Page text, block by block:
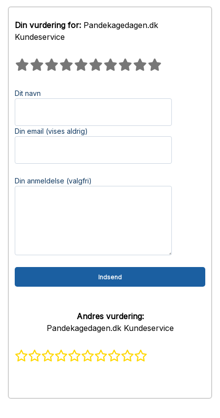
Din vurdering for: Pandekagedagen.dk
Kundeservice
Dit navn
Din email (vises aldrig)
Din anmeldelse (valgfri)
Andres vurdering:
Pandekagedagen.dk Kundeservice